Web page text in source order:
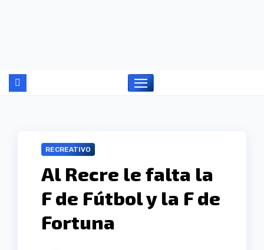
RECREATIVO
Al Recre le falta la
F de Fútbol y la F de
Fortuna